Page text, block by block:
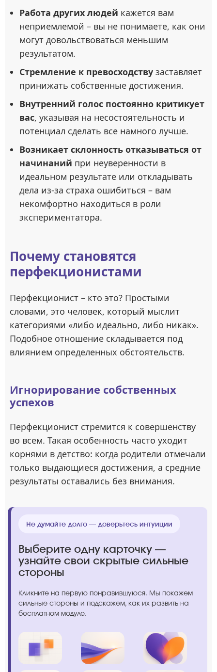
Работа других людей кажется вам
неприемлемой – вы не понимаете, как они
могут довольствоваться меньшим
результатом.
Стремление к превосходству заставляет
принижать собственные достижения.
Внутренний голос постоянно критикует
вас, указывая на несостоятельность и
потенциал сделать все намного лучше.
Возникает склонность отказываться от
начинаний при неуверенности в
идеальном результате или откладывать
дела из-за страха ошибиться – вам
некомфортно находиться в роли
экспериментатора.
Почему становятся
перфекционистами
Перфекционист – кто это? Простыми
словами, это человек, который мыслит
категориями «либо идеально, либо никак».
Подобное отношение складывается под
влиянием определенных обстоятельств.
Игнорирование собственных
успехов
Перфекционист стремится к совершенству
во всем. Такая особенность часто уходит
корнями в детство: когда родители отмечали
только выдающиеся достижения, а средние
результаты оставались без внимания.
Не думайте долго — доверьтесь интуиции
Выберите одну карточку —
узнайте свои скрытые сильные
стороны
Кликните на первую понравившуюся. Мы покажем
сильные стороны и подскажем, как их развить на
бесплатном модуле.